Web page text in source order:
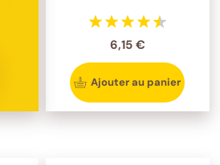
6,15 €
Ajouter au panier